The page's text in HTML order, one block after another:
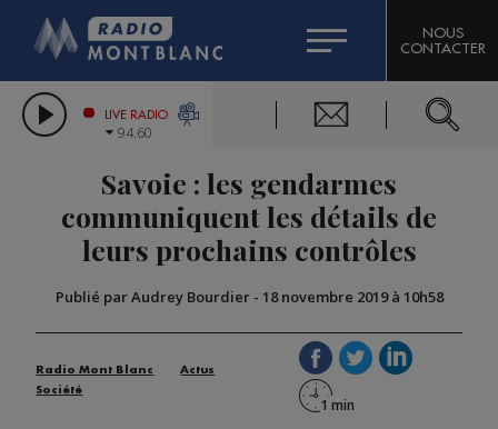
LES CHRONIQUES DE L'EXPERT
CITIZEN MACHINERY
GRAND MASSIF DOMAINES SKIABLES
BIGARD
COMPAGNIE DU MONT-BLANC
NOUS
CONTACTER
LIVE RADIO
94.60
Savoie : les gendarmes
communiquent les détails de
leurs prochains contrôles
Publié par Audrey Bourdier- 18 novembre 2019 à 10h58
Radio Mont Blanc
Actus
Société